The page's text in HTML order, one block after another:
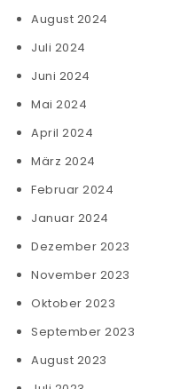
August 2024
Juli 2024
Juni 2024
Mai 2024
April 2024
März 2024
Februar 2024
Januar 2024
Dezember 2023
November 2023
Oktober 2023
September 2023
August 2023